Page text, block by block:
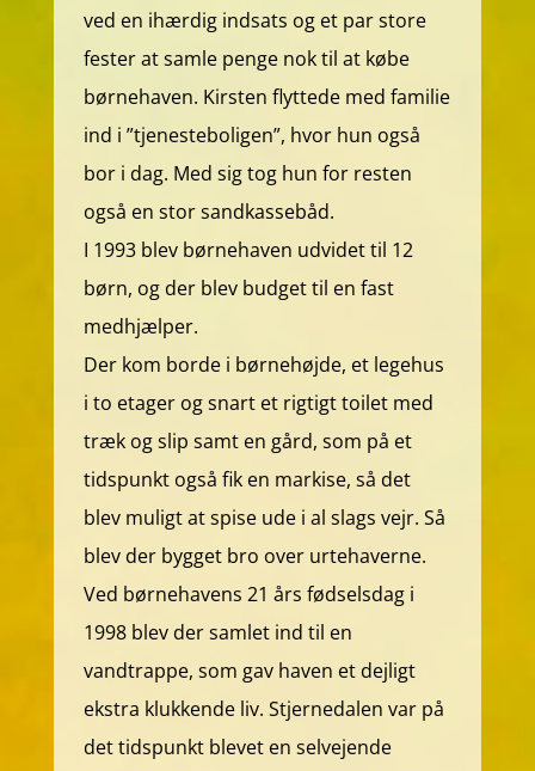
ved en ihærdig indsats og et par store
fester at samle penge nok til at købe
børnehaven. Kirsten flyttede med familie
ind i ”tjenesteboligen”, hvor hun også
bor i dag. Med sig tog hun for resten
også en stor sandkassebåd.
I 1993 blev børnehaven udvidet til 12
børn, og der blev budget til en fast
medhjælper.
Der kom borde i børnehøjde, et legehus
i to etager og snart et rigtigt toilet med
træk og slip samt en gård, som på et
tidspunkt også fik en markise, så det
blev muligt at spise ude i al slags vejr. Så
blev der bygget bro over urtehaverne.
Ved børnehavens 21 års fødselsdag i
1998 blev der samlet ind til en
vandtrappe, som gav haven et dejligt
ekstra klukkende liv. Stjernedalen var på
det tidspunkt blevet en selvejende